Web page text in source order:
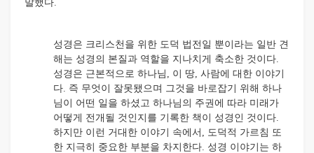
말했다.
성경은 크리스천을 위한 도덕 법전일 뿐이라는 일반 견
해는 성경의 본질과 역할을 지나치게 축소한 것이다.
성경은 근본적으로 하나님, 이 땅, 사람에 대한 이야기
다. 즉 무엇이 잘못됐으며 그것을 바로잡기 위해 하나
님이 어떤 일을 하셨고 하나님의 주권에 따라 미래가
어떻게 전개될 것인지를 기록한 책이 성경인 것이다.
하지만 이런 거대한 이야기 속에서, 도덕적 가르침 또
한 지극히 중요한 부분을 차지한다. 성경 이야기는 하